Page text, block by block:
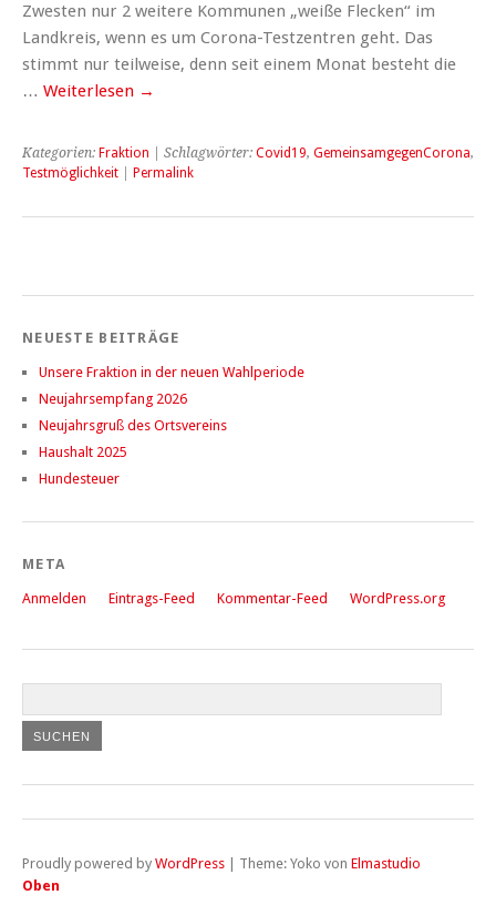
Zwesten nur 2 weitere Kommunen „weiße Flecken“ im
Landkreis, wenn es um Corona-Testzentren geht. Das
stimmt nur teilweise, denn seit einem Monat besteht die
… Weiterlesen →
Kategorien: Fraktion | Schlagwörter: Covid19, GemeinsamgegenCorona,
Testmöglichkeit
Permalink
NEUESTE BEITRÄGE
Unsere Fraktion in der neuen Wahlperiode
Neujahrsempfang 2026
Neujahrsgruß des Ortsvereins
Haushalt 2025
Hundesteuer
META
Anmelden Eintrags-Feed Kommentar-Feed WordPress.org
Proudly powered by WordPress Theme: Yoko von Elmastudio
Oben